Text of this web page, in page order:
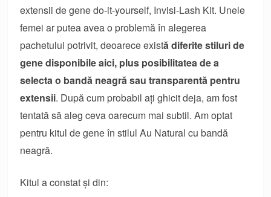
extensii de gene do-it-yourself, Invisi-Lash Kit. Unele
femei ar putea avea o problemă în alegerea
pachetului potrivit, deoarece există diferite stiluri de
gene disponibile aici, plus posibilitatea de a
selecta o bandă neagră sau transparentă pentru
extensii. După cum probabil ați ghicit deja, am fost
tentată să aleg ceva oarecum mai subtil. Am optat
pentru kitul de gene în stilul Au Natural cu bandă
neagră.
Kitul a constat și din: